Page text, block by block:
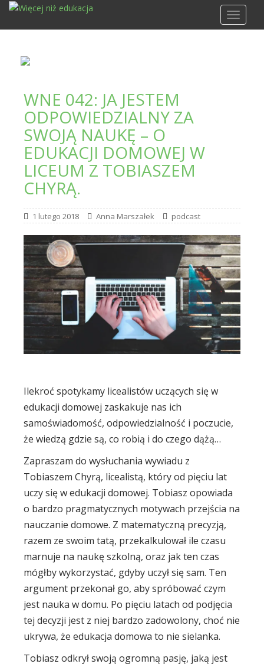
i
WNE 042: JA JESTEM
ODPOWIEDZIALNY ZA
SWOJĄ NAUKĘ – O
EDUKACJI DOMOWEJ W
LICEUM Z TOBIASZEM
CHYRĄ.
1 lutego 2018 Anna Marszałek podcast
Ilekroć spotykamy licealistów uczących się w
edukacji domowej zaskakuje nas ich
samoświadomość, odpowiedzialność i poczucie,
że wiedzą gdzie są, co robią i do czego dążą…
Zapraszam do wysłuchania wywiadu z
Tobiaszem Chyrą, licealistą, który od pięciu lat
uczy się w edukacji domowej. Tobiasz opowiada
o bardzo pragmatycznych motywach przejścia na
nauczanie domowe. Z matematyczną precyzją,
razem ze swoim tatą, przekalkulował ile czasu
marnuje na naukę szkolną, oraz jak ten czas
mógłby wykorzystać, gdyby uczył się sam. Ten
argument przekonał go, aby spróbować czym
jest nauka w domu. Po pięciu latach od podjęcia
tej decyzji jest z niej bardzo zadowolony, choć nie
ukrywa, że edukacja domowa to nie sielanka.
Tobiasz odkrył swoją ogromną pasję, jaką jest